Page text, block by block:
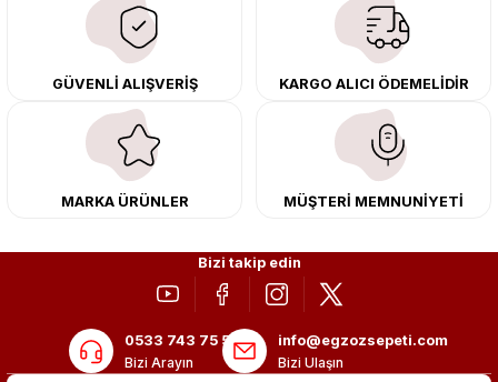
tasarımını ve aerodinamisini üst seviyeye taşıyabilirsiniz.
Tüm ürünlerimiz orijinal, dayanıklı ve uzun ömürlüdür. İstanbul’daki montaj
merkezimizde profesyonel montaj yapıyor, Türkiye’nin her yerine güvenli
kargo ile teslimat gerçekleştiriyoruz. Aracınıza değer katmak için doğru
adres: Egzoz Sepeti.
GÜVENLİ ALIŞVERİŞ KARGO ALICI ÖDEMELİDİR
MARKA ÜRÜNLER MÜŞTERİ MEMNUNİYETİ
Bizi takip edin
0533 743 75 56
Bizi Arayın
info@egzozsepeti.com
Bizi Ulaşın